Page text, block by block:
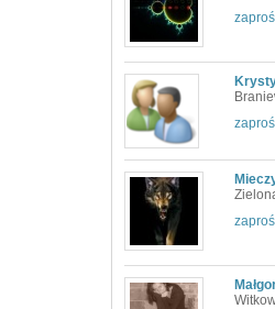
zaproś
zaproś
zaproś